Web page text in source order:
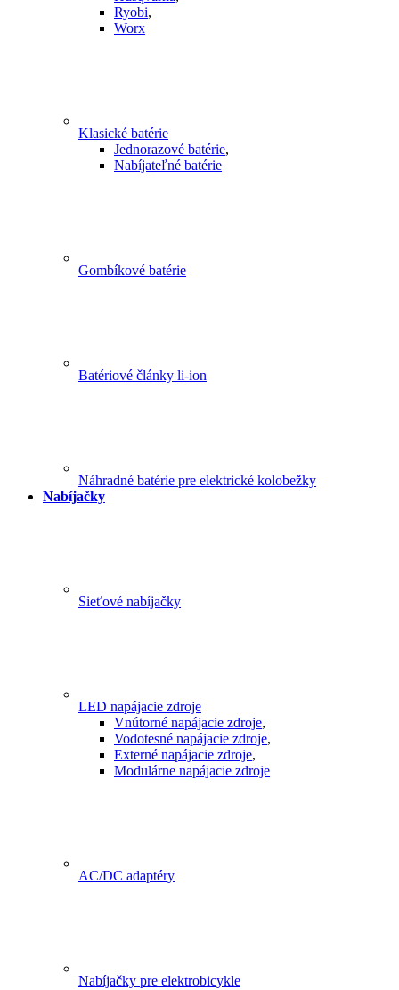
Ryobi,
Worx
Klasické batérie
Jednorazové batérie,
Nabíjateľné batérie
Gombíkové batérie
Batériové články li-ion
Náhradné batérie pre elektrické kolobežky
Nabíjačky
Sieťové nabíjačky
LED napájacie zdroje
Vnútorné napájacie zdroje,
Vodotesné napájacie zdroje,
Externé napájacie zdroje,
Modulárne napájacie zdroje
AC/DC adaptéry
Nabíjačky pre elektrobicykle